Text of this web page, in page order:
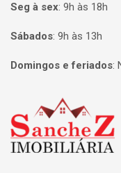
Seg à sex: 9h às 18h
Sábados: 9h às 13h
Domingos e feriados:
Página inicial